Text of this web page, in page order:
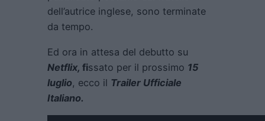
dell’autrice inglese, sono terminate
da tempo.
Ed ora in attesa del debutto su
Netflix, fissato per il prossimo 15
luglio, ecco il Trailer Ufficiale
Italiano.